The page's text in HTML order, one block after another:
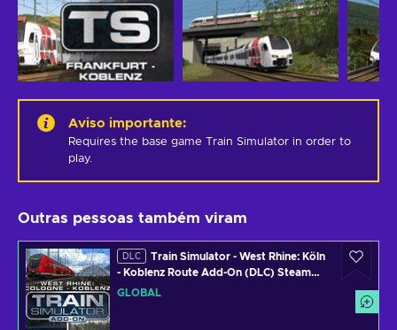
Aviso importante:
Requires the base game Train Simulator in order to
play.
Outras pessoas também viram
DLC
Train Simulator - West Rhine: Köln
- Koblenz Route Add-On (DLC) Steam
Key GLOBAL
GLOBAL